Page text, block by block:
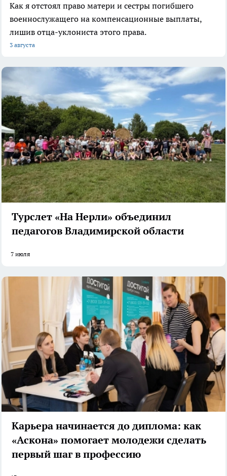
Как я отстоял право матери и сестры погибшего
военнослужащего на компенсационные выплаты,
лишив отца-уклониста этого права.
3 августа
Турслет «На Нерли» объединил
педагогов Владимирской области
7 июля
Карьера начинается до диплома: как
«Аскона» помогает молодежи сделать
первый шаг в профессию